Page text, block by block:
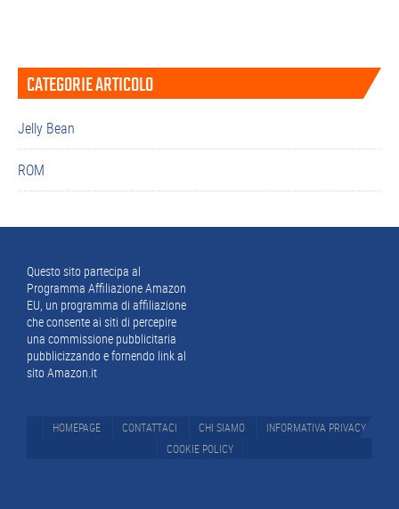
Barra
laterale
primaria
CATEGORIE ARTICOLO
Jelly Bean
ROM
Footer
Questo sito partecipa al
Programma Affiliazione Amazon
EU, un programma di affiliazione
che consente ai siti di percepire
una commissione pubblicitaria
pubblicizzando e fornendo link al
sito Amazon.it
HOMEPAGE CONTATTACI CHI SIAMO
INFORMATIVA PRIVACY
COOKIE POLICY